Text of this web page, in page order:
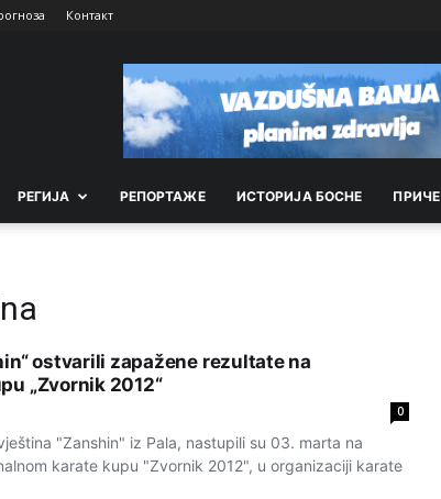
Контакт
РEГИЈА РEПОРТАЖE ИСТОРИЈА БОСНЕ ПРИЧЕ
ostvarili zapažene rezultate na
„Zvornik 2012“
0
"Zanshin" iz Pala, nastupili su 03. marta na
karate kupu "Zvornik 2012", u organizaciji karate